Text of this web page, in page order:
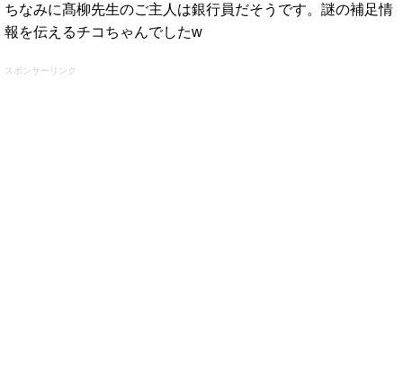
ちなみに髙柳先生のご主人は銀行員だそうです。謎の補足情
報を伝えるチコちゃんでしたw
スポンサーリンク